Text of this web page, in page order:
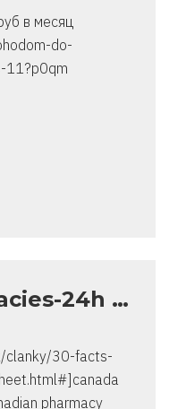
в месяц
do-
11?p0qm
24h …
clanky/30-facts-
pharmacy